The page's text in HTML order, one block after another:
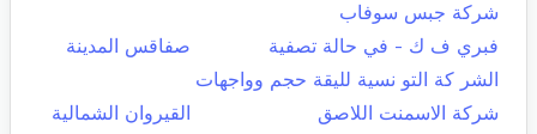
شركة جبس سوفاب
فبري ف ك - في حالة تصفية
صفاقس المدينة
الشر كة التو نسية لليقة حجم وواجهات
شركة الاسمنت اللاصق
القيروان الشمالية